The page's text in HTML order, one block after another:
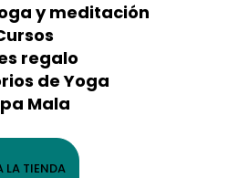
y meditación
regalo
de Yoga
Mala
LA TIENDA